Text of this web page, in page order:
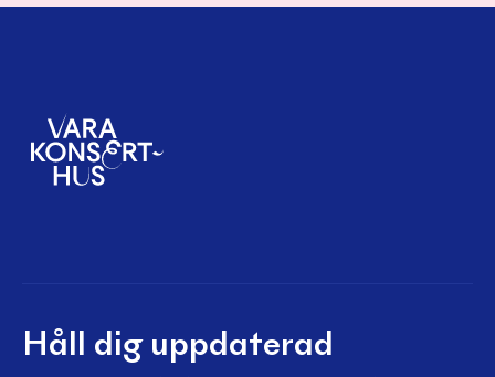
Håll dig uppdaterad